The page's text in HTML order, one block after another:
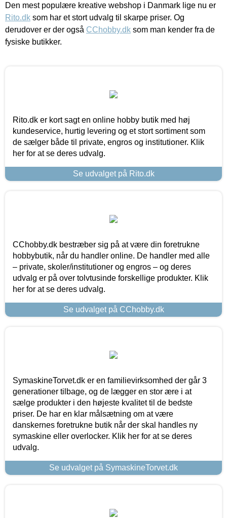
Den mest populære kreative webshop i Danmark lige nu er
Rito.dk som har et stort udvalg til skarpe priser. Og
derudover er der også CChobby.dk som man kender fra de
fysiske butikker.
Rito.dk er kort sagt en online hobby butik med høj
kundeservice, hurtig levering og et stort sortiment som
de sælger både til private, engros og institutioner. Klik
her for at se deres udvalg.
Se udvalget på Rito.dk
CChobby.dk bestræber sig på at være din foretrukne
hobbybutik, når du handler online. De handler med alle
– private, skoler/institutioner og engros – og deres
udvalg er på over tolvtusinde forskellige produkter. Klik
her for at se deres udvalg.
Se udvalget på CChobby.dk
SymaskineTorvet.dk er en familievirksomhed der går 3
generationer tilbage, og de lægger en stor ære i at
sælge produkter i den højeste kvalitet til de bedste
priser. De har en klar målsætning om at være
danskernes foretrukne butik når der skal handles ny
symaskine eller overlocker. Klik her for at se deres
udvalg.
Se udvalget på SymaskineTorvet.dk